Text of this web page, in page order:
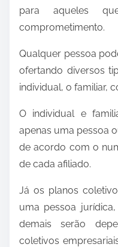
para aqueles
comprometimento.
Qualquer pessoa
ofertando diversos
individual, o familiar,
O individual e
apenas uma pessoa
de acordo com o
de cada afiliado.
Já os planos
uma pessoa
demais serão
coletivos